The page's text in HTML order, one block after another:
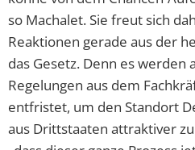
so Machalet. Sie freut sich
Reaktionen gerade aus der
das Gesetz. Denn es werden
Regelungen aus dem
entfristet, um den Standort
aus Drittstaaten attraktiver